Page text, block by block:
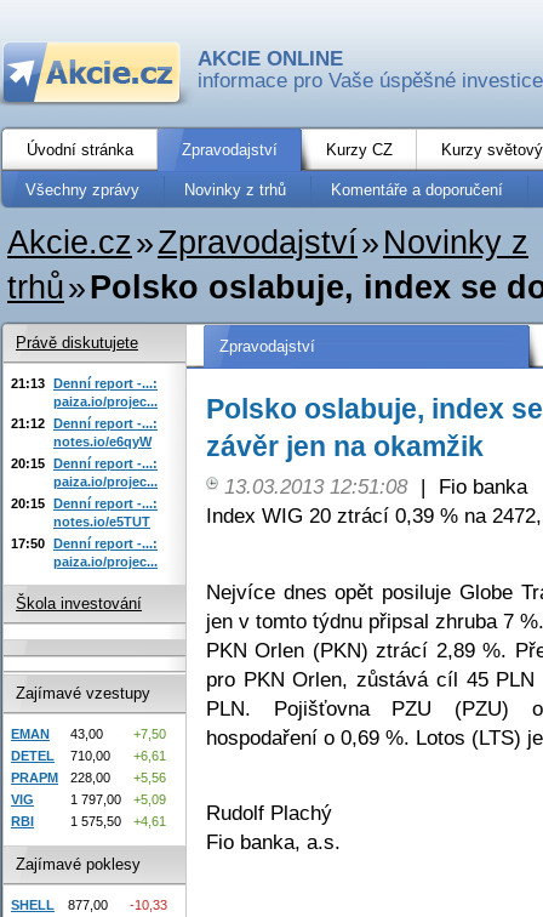
AKCIE ONLINE
informace pro Vaše úspěšné investice
Úvodní stránka Zpravodajství Kurzy CZ Kurzy
Všechny zprávy Novinky z trhů Komentáře a doporučení
Akcie.cz»Zpravodajství» Novinky z
trhů»Polsko oslabuje, index se
Zpravodajství
Polsko oslabuje, index
závěr jen na okamžik
13.03.2013 12:51:08 |
Fio banka
Index WIG 20 ztrácí 0,39 % na
Nejvíce dnes opět posiluje Globe
jen v tomto týdnu připsal zhruba 7
PKN Orlen (PKN) ztrácí 2,89 %.
pro PKN Orlen, zůstává cíl 45
PLN. Pojišťovna PZU (PZU)
hospodaření o 0,69 %. Lotos (LTS)
Rudolf Plachý
Fio banka, a.s.
Právě diskutujete
21:13 Denní report -...:
paiza.io/projec...
21:12 Denní report -...:
notes.io/e6qyW
20:15 Denní report -...:
paiza.io/projec...
20:15 Denní report -...:
notes.io/e5TUT
17:50 Denní report -...:
paiza.io/projec...
Škola investování
Zajímavé vzestupy
EMAN 43,00
+7,50
DETEL
710,00
+6,61
PRAPM
228,00
+5,56
VIG
1 797,00
+5,09
RBI
1 575,50 +4,61
Zajímavé poklesy
SHELL 877,00
-10,33